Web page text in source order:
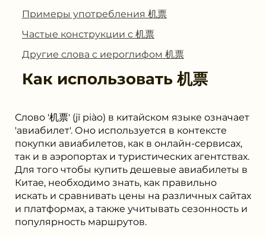
Примеры употребления 机票
Частые конструкции с 机票
Другие слова с иероглифом 机票
Как использовать 机票
Слово '机票' (jī piào) в китайском языке означает
'авиабилет'. Оно используется в контексте
покупки авиабилетов, как в онлайн-сервисах,
так и в аэропортах и туристических агентствах.
Для того чтобы купить дешевые авиабилеты в
Китае, необходимо знать, как правильно
искать и сравнивать цены на различных сайтах
и платформах, а также учитывать сезонность и
популярность маршрутов.